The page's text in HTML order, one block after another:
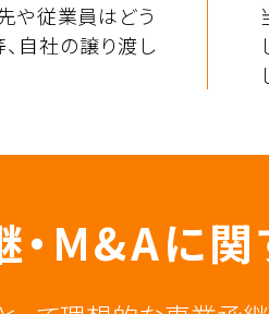
や従業員はどう
自社の譲り渡し
・M&Aに関